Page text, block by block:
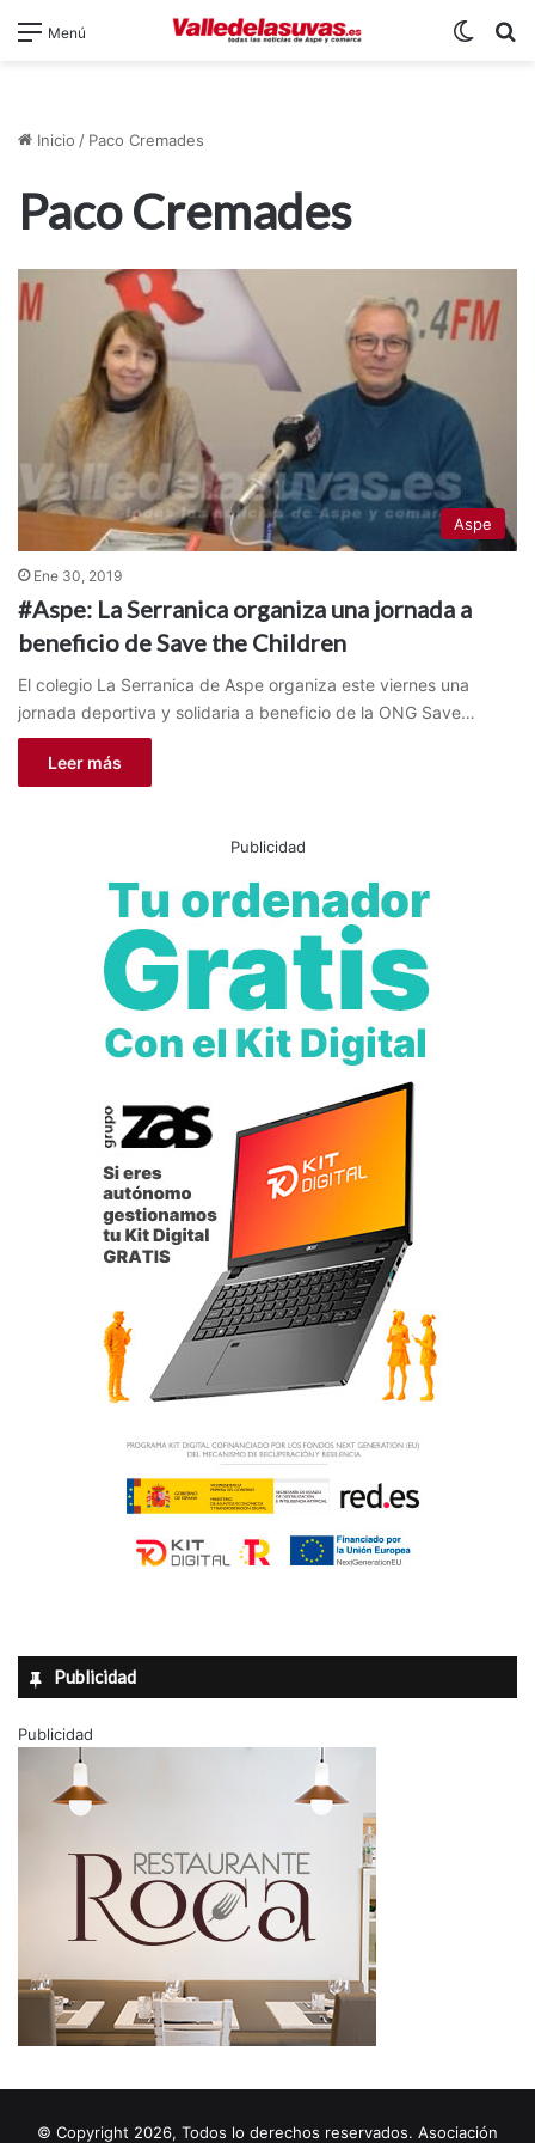
Menú
Inicio / Paco Cremades
Paco Cremades
Aspe
Ene 30, 2019
#Aspe: La Serranica organiza una jornada a
beneficio de Save the Children
El colegio La Serranica de Aspe organiza este viernes una
jornada deportiva y solidaria a beneficio de la ONG Save…
Leer más
Publicidad
Publicidad
Publicidad
© Copyright 2026, Todos lo derechos reservados. Asociación